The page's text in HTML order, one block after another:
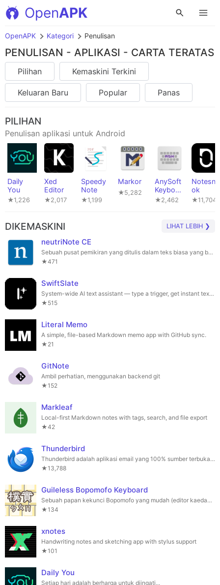
OpenAPK
OpenAPK Kategori Penulisan
PENULISAN - APLIKASI - CARTA TERATAS
Pilihan Kemaskini Terkini
Keluaran Baru Popular Panas
PILIHAN
Penulisan aplikasi untuk Android
Daily
You
★1,226
Xed
Editor
★2,017
Speedy
Note
★1,199
Markor
★5,282
AnySoft
Keyboar
d
★2,462
Notesno
ok
★11,704
DIKEMASKINI LIHAT LEBIH ❯
neutriNote CE
Sebuah pusat pemikiran yang ditulis dalam teks biasa yang boleh dicari dengan cepat.
★471
SwiftSlate
System-wide AI text assistant — type a trigger, get instant text transformation
★515
Literal Memo
A simple, file-based Markdown memo app with GitHub sync.
★21
GitNote
Ambil perhatian, menggunakan backend git
★152
Markleaf
Local-first Markdown notes with tags, search, and file export
★42
Thunderbird
Thunderbird adalah aplikasi email yang 100% sumber terbuka dan memberi tumpuan kepada privasi.
★13,788
Guileless Bopomofo Keyboard
Sebuah papan kekunci Bopomofo yang mudah (editor kaedah input) untuk menaip Hanyu.
★134
xnotes
Handwriting notes and sketching app with stylus support
★101
Daily You
Setiap hari adalah berharga untuk diingati...